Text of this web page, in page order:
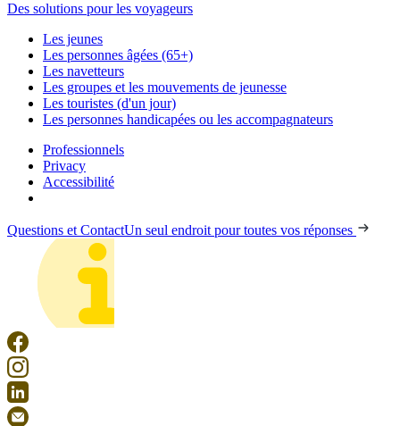
Des solutions pour les voyageurs
Les jeunes
Les personnes âgées (65+)
Les navetteurs
Les groupes et les mouvements de jeunesse
Les touristes (d'un jour)
Les personnes handicapées ou les accompagnateurs
Professionnels
Privacy
Accessibilité
Questions et ContactUn seul endroit pour toutes vos réponses